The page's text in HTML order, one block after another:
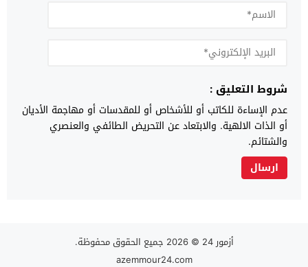
شروط التعليق :
عدم الإساءة للكاتب أو للأشخاص أو للمقدسات أو مهاجمة الأديان
أو الذات الالهية. والابتعاد عن التحريض الطائفي والعنصري
والشتائم.
أزمور 24
© 2026 جميع الحقوق محفوظة.
azemmour24.com